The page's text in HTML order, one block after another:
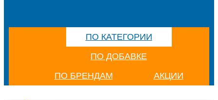
ПО КАТЕГОРИИ
ПО ДОБАВКЕ
ПО БРЕНДАМ
АКЦИИ